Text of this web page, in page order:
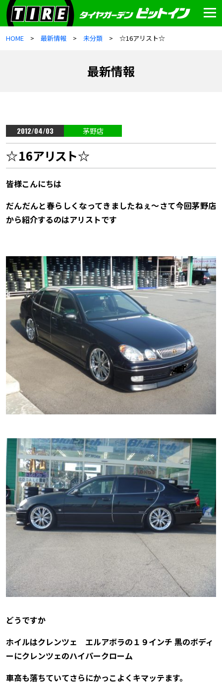
HOME 最新情報 未分類 ☆16アリスト☆
最新情報
2012/04/03 茅野店
☆16アリスト☆
皆様こんにちは
だんだんと春らしくなってきましたねぇ～さて今回茅野店
から紹介するのはアリストです
どうですか
ホイルはクレンツェ エルアボラの１９インチ 黒のボディ
ーにクレンツェのハイパークローム
車高も落ちていてさらにかっこよくキマッテます。